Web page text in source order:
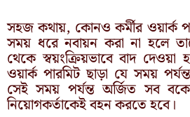
সহজ কথায়, কোনও কর্মীর ওয়ার্ক
সময় ধরে নবায়ন করা না হলে
থেকে স্বয়ংক্রিয়ভাবে বাদ
ওয়ার্ক পারমিট ছাড়া যে সময়
সেই সময় পর্যন্ত অর্জিত সব
নিয়োগকর্তাকেই বহন করতে হবে।